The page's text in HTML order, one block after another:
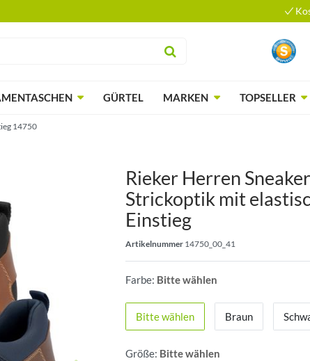
GÜRTEL MARKEN TOPSELLER
14750
Rieker Herren
Strickoptik mit
Einstieg
Artikelnummer 14750_00_41
Farbe: Bitte wählen
Bitte wählen Braun
Größe: Bitte wählen